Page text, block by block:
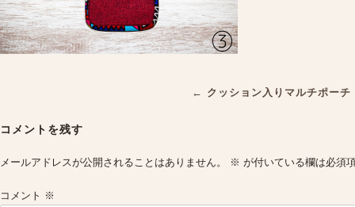
← クッション入りマルチポーチ
コメントを残す
メールアドレスが公開されることはありません。 ※ が付いている欄は必須
コメント ※